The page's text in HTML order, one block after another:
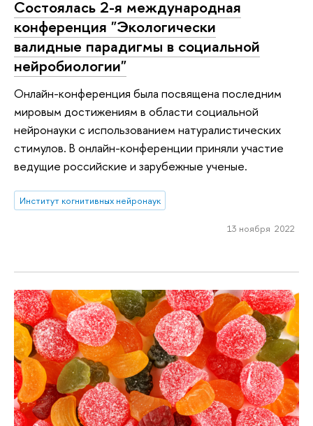
Состоялась 2-я международная
конференция "Экологически
валидные парадигмы в социальной
нейробиологии"
Онлайн-конференция была посвящена последним
мировым достижениям в области социальной
нейронауки с использованием натуралистических
стимулов. В онлайн-конференции приняли участие
ведущие российские и зарубежные ученые.
Институт когнитивных нейронаук
13 ноября 2022